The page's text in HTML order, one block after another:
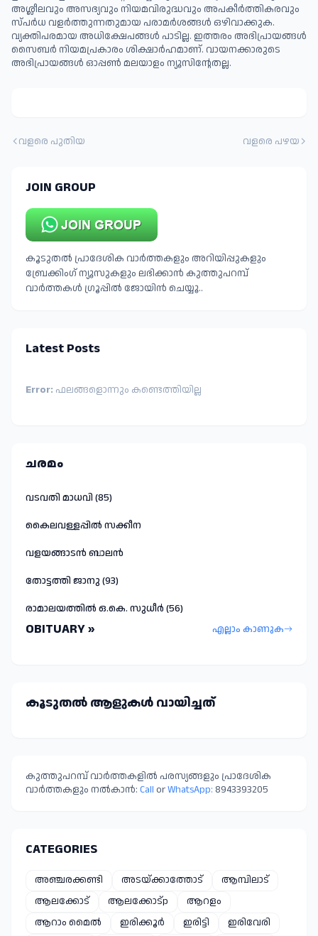
അശ്ലീലവും അസഭ്യവും നിയമവിരുദ്ധവും അപകീര്‍ത്തികരവും
സ്പര്‍ധ വളര്‍ത്തുന്നതുമായ പരാമര്‍ശങ്ങള്‍ ഒഴിവാക്കുക.
വ്യക്തിപരമായ അധിക്ഷേപങ്ങള്‍ പാടില്ല. ഇത്തരം അഭിപ്രായങ്ങള്‍
സൈബര്‍ നിയമപ്രകാരം ശിക്ഷാര്‍ഹമാണ്. വായനക്കാരുടെ
അഭിപ്രായങ്ങള്‍ ഓപ്പൺ മലയാളം ന്യൂസിന്റേതല്ല.
വളരെ പുതിയ വളരെ പഴയ
JOIN GROUP
കൂടുതൽ പ്രാദേശിക വാർത്തകളും അറിയിപ്പുകളും
ബ്രേക്കിംഗ് ന്യൂസുകളും ലഭിക്കാൻ കുത്തുപറമ്പ്
വാർത്തകൾ ഗ്രൂപ്പിൽ ജോയിൻ ചെയ്യൂ..
Latest Posts
Error: ഫലങ്ങളൊന്നും കണ്ടെത്തിയില്ല
ചരമം
വടവതി മാധവി (85)
കൈലവള്ളപ്പിൽ സക്കീന
വളയങ്ങാടൻ ബാലൻ
തോട്ടത്തി ജാനു (93)
രാമാലയത്തിൽ ഒ.കെ. സുധീർ (56)
OBITUARY » എല്ലാം കാണുക
കൂടുതല്‍ ആളുകള്‍ വായിച്ചത്
കുത്തുപറമ്പ് വാർത്തകളിൽ പരസ്യങ്ങളും പ്രാദേശിക
വാർത്തകളും നൽകാൻ: Call orWhatsApp: 8943393205
CATEGORIES
അഞ്ചരക്കണ്ടി അടയ്ക്കാത്തോട്
ആമ്പിലാട്
ആലക്കോട്
ആലക്കോട്p
ആറളം
ആറാം മൈൽ
ഇരിക്കൂർ ഇരിട്ടി
ഇരിവേരി